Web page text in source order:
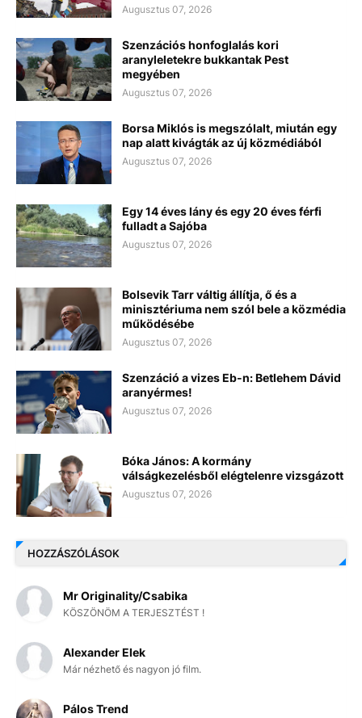
Augusztus 07, 2026
Szenzációs honfoglalás kori
aranyleletekre bukkantak Pest
megyében
Augusztus 07, 2026
Borsa Miklós is megszólalt, miután egy
nap alatt kivágták az új közmédiából
Augusztus 07, 2026
Egy 14 éves lány és egy 20 éves férfi
fulladt a Sajóba
Augusztus 07, 2026
Bolsevik Tarr váltig állítja, ő és a
minisztériuma nem szól bele a közmédia
működésébe
Augusztus 07, 2026
Szenzáció a vizes Eb-n: Betlehem Dávid
aranyérmes!
Augusztus 07, 2026
Bóka János: A kormány
válságkezelésből elégtelenre vizsgázott
Augusztus 07, 2026
HOZZÁSZÓLÁSOK
Mr Originality/Csabika
KÖSZÖNÖM A TERJESZTÉST !
Alexander Elek
Már nézhető és nagyon jó film.
Pálos Trend